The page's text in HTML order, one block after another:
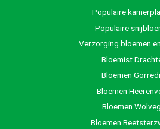
Populaire
Populaire
Verzorging bloemen
Bloemist
Bloemen
Bloemen
Bloemen
Bloemen